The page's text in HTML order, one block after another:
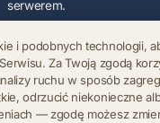
i podobnych technologii,
Za Twoją zgodą
ruchu w sposób
odrzucić niekonieczne
— zgodę możesz
Zapisz się
serwerem.
Błąd połączenia z
serwerem.